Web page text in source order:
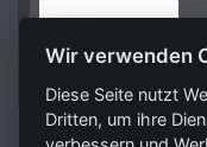
Wir verwenden
Diese Seite nutzt
Dritten, um ihre